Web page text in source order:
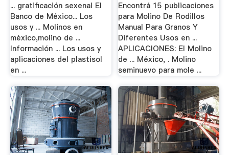
... gratificación sexenal El
Banco de México... Los
usos y ... Molinos en
méxico,molino de ...
Información ... Los usos y
aplicaciones del plastisol
en ...
Encontrá 15 publicaciones
para Molino De Rodillos
Manual Para Granos Y
Diferentes Usos en ...
APLICACIONES: El Molino
de ... México, . Molino
seminuevo para mole ...